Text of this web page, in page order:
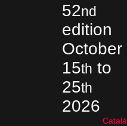
52nd
edition
October
15th to
25th
2026
Català